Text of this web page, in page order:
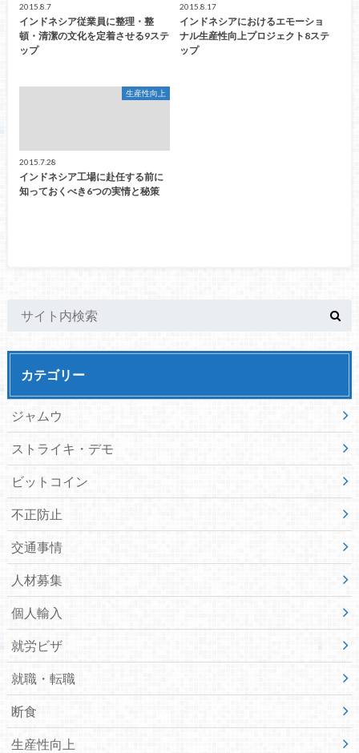
2015.8.7
インドネシア従業員に整理・整
頓・清潔の文化を定着させる9ステ
ップ
2015.8.17
インドネシアにおけるエモーショ
ナル生産性向上プロジェクト8ステ
ップ
生産性向上
2015.7.28
インドネシア工場に赴任する前に
知っておくべき6つの実情と秘策
カテゴリー
ジャムウ
ストライキ・デモ
ビットコイン
不正防止
交通事情
人材募集
個人輸入
就労ビザ
就職・転職
断食
生産性向上